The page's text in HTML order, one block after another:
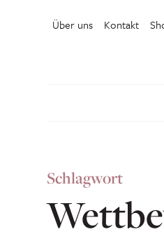
Über uns Kontakt
Schlagwort